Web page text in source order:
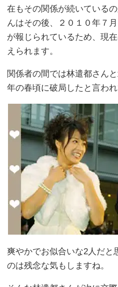
在もその関係が続いている
んはその後、２０１０年７
が報じられているため、現
えられます。
関係者の間では林遣都さん
年の春頃に破局したと言われ
爽やかでお似合いな2人だと
のは残念な気もしますね。